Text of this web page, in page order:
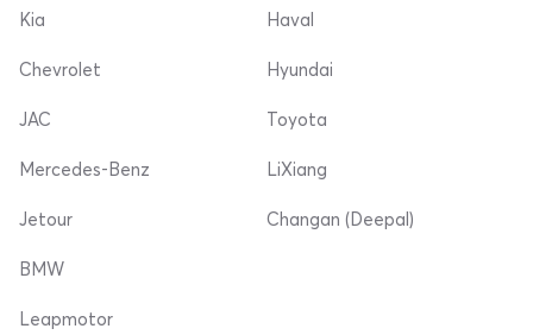
Kia
Chevrolet
Haval
Hyundai
JAC
Mercedes-Benz
Jetour
Toyota
LiXiang
Changan (Deepal)
BMW
Leapmotor